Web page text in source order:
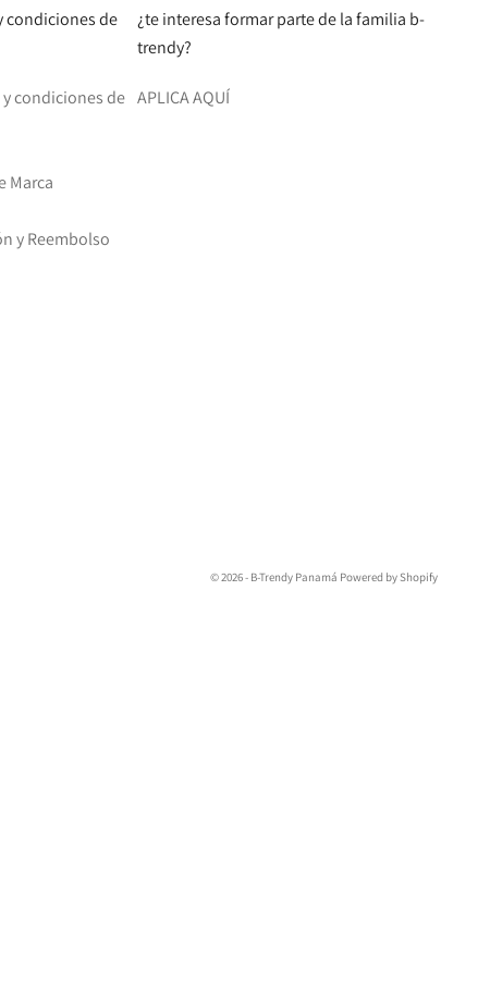
condiciones de
condiciones de
Marca
y Reembolso
¿te interesa formar parte de la familia b-
trendy?
APLICA AQUÍ
© 2026 - B-Trendy Panamá Powered by Shopify